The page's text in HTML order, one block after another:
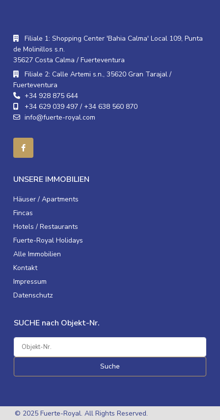
Filiale 1: Shopping Center 'Bahia Calma' Local 109, Punta
de Molinillos s.n.
35627 Costa Calma / Fuerteventura
Filiale 2: Calle Artemi s.n., 35620 Gran Tarajal /
Fuerteventura
+34 928 875 644
+34 629 039 497 / +34 638 560 870
info@fuerte-royal.com
UNSERE IMMOBILIEN
Häuser / Apartments
Fincas
Hotels / Restaurants
Fuerte-Royal Holidays
Alle Immobilien
Kontakt
Impressum
Datenschutz
SUCHE nach Objekt-Nr.
Suche
© 2025 Fuerte-Royal. All Rights Reserved.